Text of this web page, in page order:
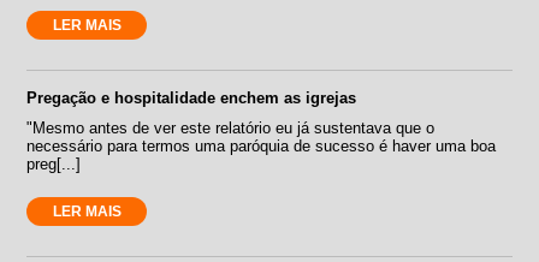
LER MAIS
Pregação e hospitalidade enchem as igrejas
"Mesmo antes de ver este relatório eu já sustentava que o
necessário para termos uma paróquia de sucesso é haver uma boa
preg[...]
LER MAIS